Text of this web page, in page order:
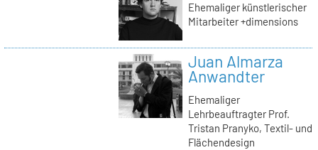
Ehemaliger künstlerischer
Mitarbeiter +dimensions
Juan Almarza
Anwandter
Ehemaliger
Lehrbeauftragter Prof.
Tristan Pranyko, Textil- und
Flächendesign